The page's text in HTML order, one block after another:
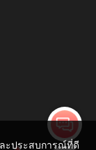
ะประสบการณ์ที่ดี